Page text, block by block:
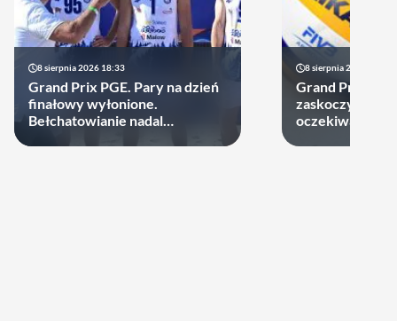
8 sierpnia 2026 18:33
Grand Prix PGE. Pary na dzień
finałowy wyłonione.
Bełchatowianie nadal
8 sierpnia 2026 15:50
Grand Prix
zaskoczyli,
oczekiwań